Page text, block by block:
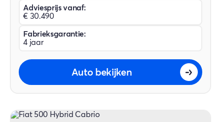
Adviesprijs vanaf:
€ 30.490
Fabrieksgarantie:
4 jaar
Auto bekijken